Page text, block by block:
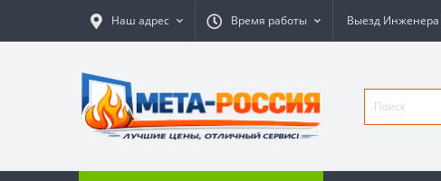
Наш адрес Время работы Выезд Инженера